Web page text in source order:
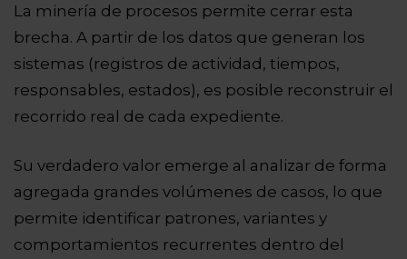
La minería de procesos permite cerrar esta
brecha. A partir de los datos que generan los
sistemas (registros de actividad, tiempos,
responsables, estados), es posible reconstruir el
recorrido real de cada expediente.
Su verdadero valor emerge al analizar de forma
agregada grandes volúmenes de casos, lo que
permite identificar patrones, variantes y
comportamientos recurrentes dentro del